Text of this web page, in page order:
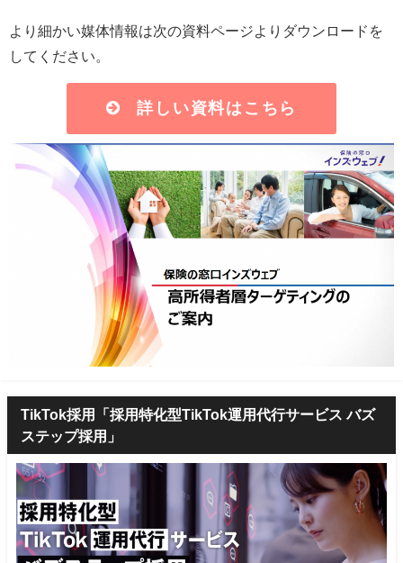
より細かい媒体情報は次の資料ページよりダウンロードを
してください。
詳しい資料はこちら
TikTok採用「採用特化型TikTok運用代行サービス バズ
ステップ採用」